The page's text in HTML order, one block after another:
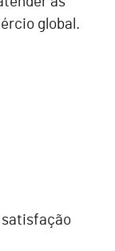
global.
satisfação